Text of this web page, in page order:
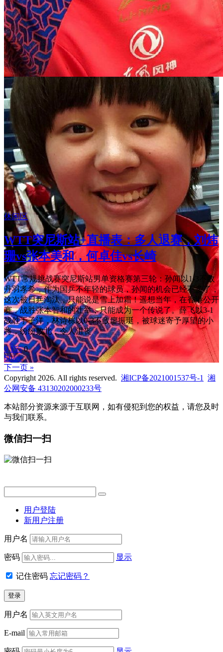
休闲区
WTT突尼斯站+直播表：多人退赛，刘炜
珊vs张本美和，何卓佳vs长崎
WTT常规挑战赛突尼斯站男单资格赛第三轮：孙闻以1-3不敌
丹羽孝希，作为国乒不年轻的球员，孙闻的机会已经不多了，
这次被日乒淘汰，只能说是雪上加霜！遥想当年，在香港公开
赛，战胜张本智和的壮举，只能成为一个传说了。薛飞以3-1
战胜于子洋，林诗栋以0-3不敌廖振珽，被球迷寄予厚望的小
将，纷纷败北，令人沮丧
0 155 0
Share
下一页 »
Copyright 2026. All rights reserved. 湘ICP备2021001537号-1
湘
公网安备 43130202000233号
本站部分资源来源于互联网，如有侵犯到您的权益，请您及时
与我们联系。
微信扫一扫
用户登陆
新用户注册
用户名
密码 显示
记住密码 忘记密码？
用户名
E-mail